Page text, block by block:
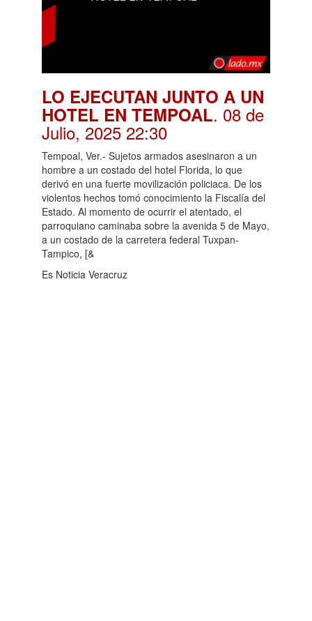
LO EJECUTAN JUNTO A UN
HOTEL EN TEMPOAL. 08 de
Julio, 2025 22:30
Tempoal, Ver.- Sujetos armados asesinaron a un
hombre a un costado del hotel Florida, lo que
derivó en una fuerte movilización policiaca. De los
violentos hechos tomó conocimiento la Fiscalía del
Estado. Al momento de ocurrir el atentado, el
parroquiano caminaba sobre la avenida 5 de Mayo,
a un costado de la carretera federal Tuxpan-
Tampico, [&
Es Noticia Veracruz